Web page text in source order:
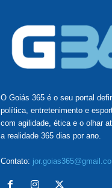
O Goiás 365 é o seu portal
política, entretenimento e
com agilidade, ética e o olhar
a realidade 365 dias por ano.
Contato: